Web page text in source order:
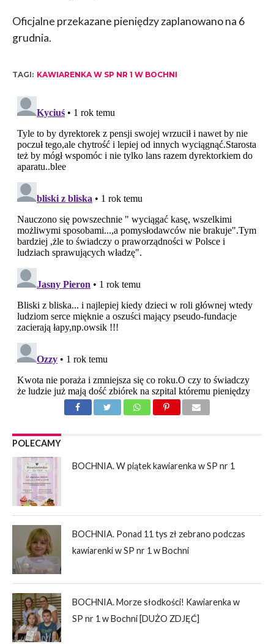
Oficjalne przekazane pieniędzy zaplanowano na 6
grudnia.
TAGI: KAWIARENKA W SP NR 1 W BOCHNI
POLECAMY
BOCHNIA. W piątek kawiarenka w SP nr 1
BOCHNIA. Ponad 11 tys zł zebrano podczas
kawiarenki w SP nr 1 w Bochni
BOCHNIA. Morze słodkości! Kawiarenka w
SP nr 1 w Bochni [DUŻO ZDJĘĆ]